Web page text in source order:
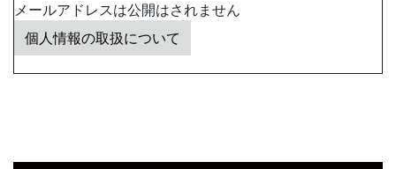
メールアドレスは公開はされません
個人情報の取扱について